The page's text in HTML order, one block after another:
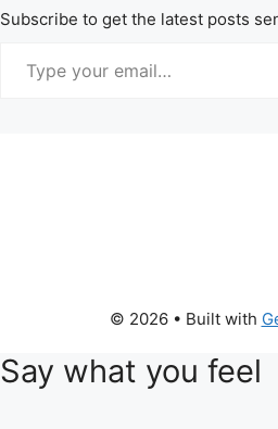
Subscribe to get the latest posts
© 2026 • Built with
Say what you feel